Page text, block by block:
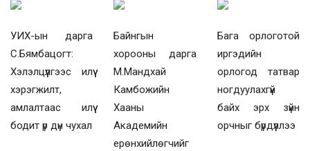
УИХ-ын дарга
С.Бямбацогт:
Хэлэлцүүлгээс илүү
хэрэгжилт,
амлалтаас илүү
бодит үр дүн чухал
Байнгын
хорооны дарга
М.Мандхай
Камбожийн
Хааны
Академийн
ерөнхийлөгчийг
Бага орлоготой
иргэдийн
орлогод татвар
ногдуулахгүй
байх эрх зүйн
орчныг бүрдүүллээ